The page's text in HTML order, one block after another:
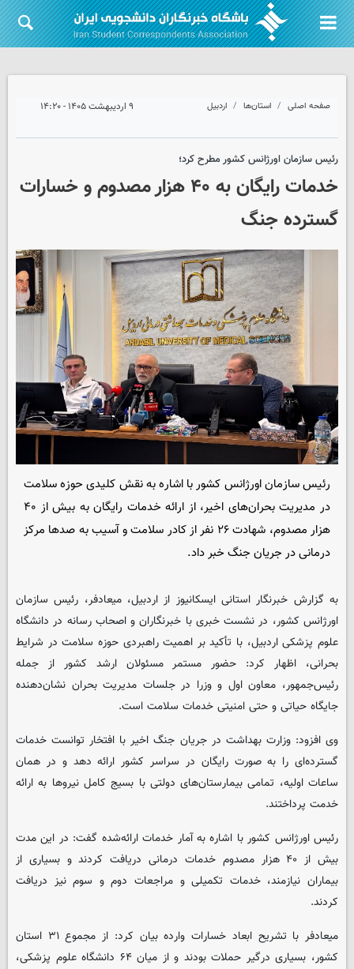
صفحه اصلی استان‌ها اردبیل ۹ اردیبهشت ۱۴۰۵ - ۱۴:۲۰
رئیس سازمان اورژانس کشور مطرح کرد؛
خدمات رایگان به ۴۰ هزار مصدوم و خسارات
گسترده جنگ
رئیس سازمان اورژانس کشور با اشاره به نقش کلیدی حوزه سلامت
در مدیریت بحران‌های اخیر، از ارائه خدمات رایگان به بیش از ۴۰
هزار مصدوم، شهادت ۲۶ نفر از کادر سلامت و آسیب به صدها مرکز
درمانی در جریان جنگ خبر داد.
به گزارش خبرنگار استانی ایسکانیوز از اردبیل، میعادفر، رئیس سازمان
اورژانس کشور، در نشست خبری با خبرنگاران و اصحاب رسانه در دانشگاه
علوم پزشکی اردبیل، با تأکید بر اهمیت راهبردی حوزه سلامت در شرایط
بحرانی، اظهار کرد: حضور مستمر مسئولان ارشد کشور از جمله
رئیس‌جمهور، معاون اول و وزرا در جلسات مدیریت بحران نشان‌دهنده
جایگاه حیاتی و حتی امنیتی خدمات سلامت است.
وی افزود: وزارت بهداشت در جریان جنگ اخیر با افتخار توانست خدمات
گسترده‌ای را به صورت رایگان در سراسر کشور ارائه دهد و در همان
ساعات اولیه، تمامی بیمارستان‌های دولتی با بسیج کامل نیروها به ارائه
خدمت پرداختند.
رئیس اورژانس کشور با اشاره به آمار خدمات ارائه‌شده گفت: در این مدت
بیش از ۴۰ هزار مصدوم خدمات درمانی دریافت کردند و بسیاری از
بیماران نیازمند، خدمات تکمیلی و مراجعات دوم و سوم نیز دریافت
کردند.
میعادفر با تشریح ابعاد خسارات وارده بیان کرد: از مجموع ۳۱ استان
کشور، بسیاری درگیر حملات بودند و از میان ۶۴ دانشگاه علوم پزشکی،